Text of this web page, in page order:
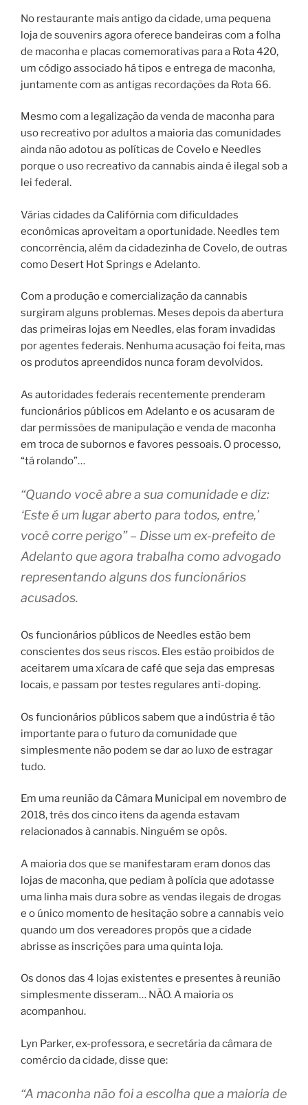
No restaurante mais antigo da cidade, uma pequena
loja de souvenirs agora oferece bandeiras com a folha
de maconha e placas comemorativas para a Rota 420,
um código associado há tipos e entrega de maconha,
juntamente com as antigas recordações da Rota 66.
Mesmo com a legalização da venda de maconha para
uso recreativo por adultos a maioria das comunidades
ainda não adotou as políticas de Covelo e Needles
porque o uso recreativo da cannabis ainda é ilegal sob a
lei federal.
Várias cidades da Califórnia com dificuldades
econômicas aproveitam a oportunidade. Needles tem
concorrência, além da cidadezinha de Covelo, de outras
como Desert Hot Springs e Adelanto.
Com a produção e comercialização da cannabis
surgiram alguns problemas. Meses depois da abertura
das primeiras lojas em Needles, elas foram invadidas
por agentes federais. Nenhuma acusação foi feita, mas
os produtos apreendidos nunca foram devolvidos.
As autoridades federais recentemente prenderam
funcionários públicos em Adelanto e os acusaram de
dar permissões de manipulação e venda de maconha
em troca de subornos e favores pessoais. O processo,
“tá rolando”…
“Quando você abre a sua comunidade e diz:
‘Este é um lugar aberto para todos, entre,’
você corre perigo” – Disse um ex-prefeito de
Adelanto que agora trabalha como advogado
representando alguns dos funcionários
acusados.
Os funcionários públicos de Needles estão bem
conscientes dos seus riscos. Eles estão proibidos de
aceitarem uma xícara de café que seja das empresas
locais, e passam por testes regulares anti-doping.
Os funcionários públicos sabem que a indústria é tão
importante para o futuro da comunidade que
simplesmente não podem se dar ao luxo de estragar
tudo.
Em uma reunião da Câmara Municipal em novembro de
2018, três dos cinco itens da agenda estavam
relacionados à cannabis. Ninguém se opôs.
A maioria dos que se manifestaram eram donos das
lojas de maconha, que pediam à polícia que adotasse
uma linha mais dura sobre as vendas ilegais de drogas
e o único momento de hesitação sobre a cannabis veio
quando um dos vereadores propôs que a cidade
abrisse as inscrições para uma quinta loja.
Os donos das 4 lojas existentes e presentes à reunião
simplesmente disseram… NÃO. A maioria os
acompanhou.
Lyn Parker, ex-professora, e secretária da câmara de
comércio da cidade, disse que:
“A maconha não foi a escolha que a maioria de